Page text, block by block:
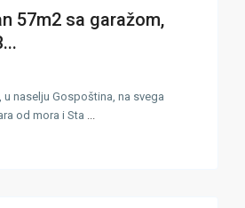
57m2 sa garažom,
u naselju Gospoština, na svega
od mora i Sta ...